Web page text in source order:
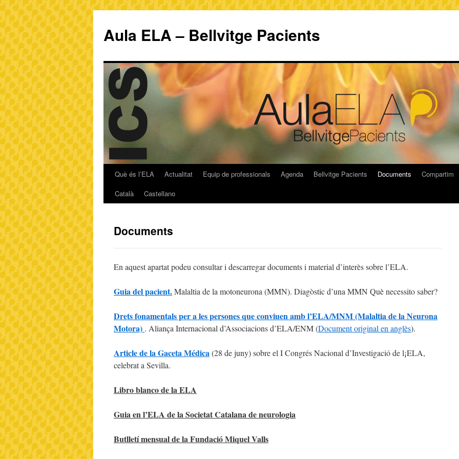
Aula ELA – Bellvitge Pacients
Què és l’ELA Actualitat Equip de professionals Agenda Bellvitge Pacients Documents Compartim
Català
Castellano
Documents
En aquest apartat podeu consultar i descarregar documents i material d’interès sobre l’ELA.
Guia del pacient.Malaltia de la motoneurona (MMN). Diagòstic d’una MMN Què necessito saber?
Drets fonamentals per a les persones que conviuen amb l’ELA/MNM (Malaltia de la Neurona
Motora) . Aliança Internacional d’Associacions d’ELA/ENM (Document original en anglès).
Article de la Gaceta Médica(28 de juny) sobre el I Congrés Nacional d’Investigació de l¡ELA,
celebrat a Sevilla.
Libro blanco de la ELA
Guia en l’ELA de la Societat Catalana de neurologia
Butlletí mensual de la Fundació Miquel Valls